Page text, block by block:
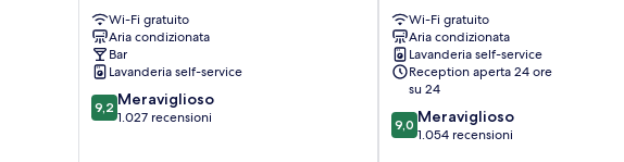
Centro
di
Venezia
Wi-Fi gratuito
Aria condizionata
Bar
Lavanderia self-service
9.2
su
9,2 Meraviglioso
1.027 recensioni
di
Venezia
Wi-Fi gratuito
Aria condizionata
Lavanderia self-service
Reception aperta 24 ore
su 24
9.0
su
9,0 Meraviglioso
1.054 recensioni